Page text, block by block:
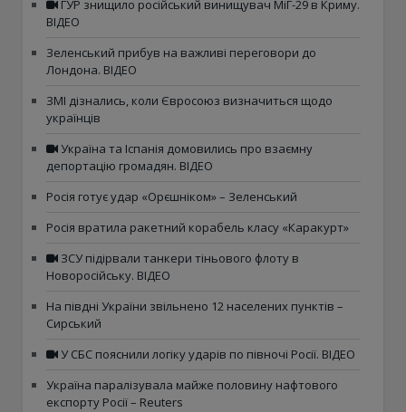
ГУР знищило російський винищувач МіГ-29 в Криму.
ВІДЕО
Зеленський прибув на важливі переговори до
Лондона. ВІДЕО
ЗМІ дізнались, коли Євросоюз визначиться щодо
українців
Україна та Іспанія домовились про взаємну
депортацію громадян. ВІДЕО
Росія готує удар «Орєшніком» – Зеленський
Росія вратила ракетний корабель класу «Каракурт»
ЗСУ підірвали танкери тіньового флоту в
Новоросійську. ВІДЕО
На півдні України звільнено 12 населених пунктів –
Сирський
У СБС пояснили логіку ударів по півночі Росії. ВІДЕО
Україна паралізувала майже половину нафтового
експорту Росії – Reuters